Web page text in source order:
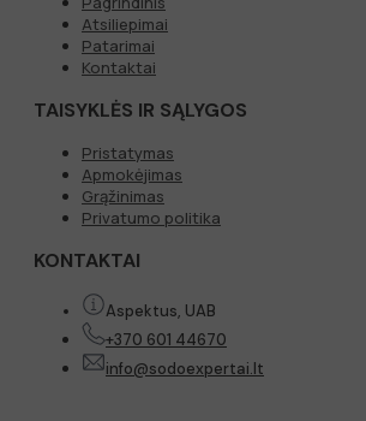
Atsiliepimai
Patarimai
Kontaktai
TAISYKLĖS IR SĄLYGOS
Pristatymas
Apmokėjimas
Grąžinimas
Privatumo politika
KONTAKTAI
Aspektus, UAB
+370 601 44670
info@sodoexpertai.lt